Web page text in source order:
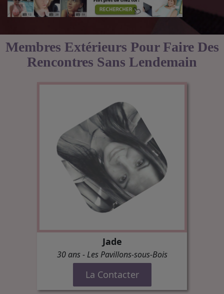
Membres Extérieurs Pour Faire Des
Rencontres Sans Lendemain